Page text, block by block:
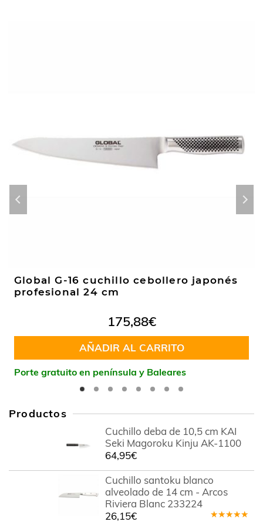
Global G-16 cuchillo cebollero japonés
profesional 24 cm
175,88€
AÑADIR AL CARRITO
Porte gratuito en península y Baleares
Productos
Cuchillo deba de 10,5 cm KAI
Seki Magoroku Kinju AK-1100
64,95€
Cuchillo santoku blanco
alveolado de 14 cm - Arcos
Riviera Blanc 233224
26,15€